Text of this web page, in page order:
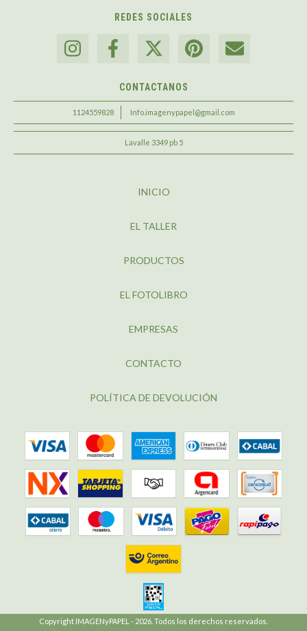
REDES SOCIALES
CONTACTANOS
1124559828 Info.imagenypapel@gmail.com
Lavalle 3349 pb 5
INICIO
EL TALLER
PRODUCTOS
EL FOTOLIBRO
EMPRESAS
CONTACTO
POLÍTICA DE DEVOLUCIÓN
Copyright IMAGENyPAPEL - 2026. Todos los derechos reservados.